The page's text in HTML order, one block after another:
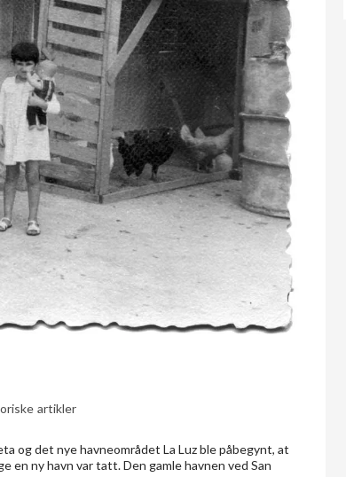
artikler
og det nye havneområdet La Luz ble påbegynt, at
en ny havn var tatt. Den gamle havnen ved San